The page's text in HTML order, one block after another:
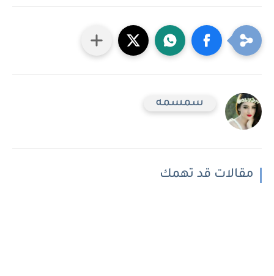
سمسمه
مقالات قد تهمك